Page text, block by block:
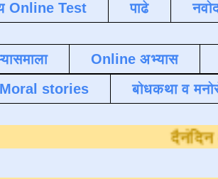
Online Test पाढे
Online अभ्यास
stories
बोधकथा व